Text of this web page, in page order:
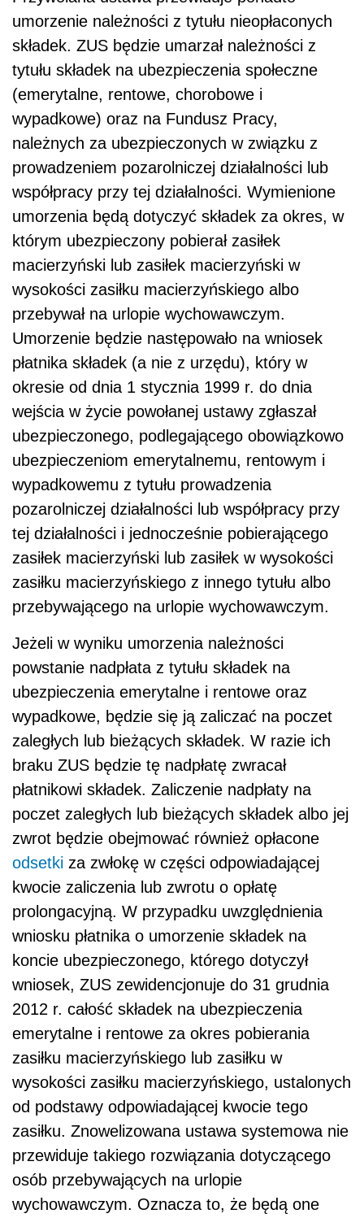
umorzenie należności z tytułu nieopłaconych
składek. ZUS będzie umarzał należności z
tytułu składek na ubezpieczenia społeczne
(emerytalne, rentowe, chorobowe i
wypadkowe) oraz na Fundusz Pracy,
należnych za ubezpieczonych w związku z
prowadzeniem pozarolniczej działalności lub
współpracy przy tej działalności. Wymienione
umorzenia będą dotyczyć składek za okres, w
którym ubezpieczony pobierał zasiłek
macierzyński lub zasiłek macierzyński w
wysokości zasiłku macierzyńskiego albo
przebywał na urlopie wychowawczym.
Umorzenie będzie następowało na wniosek
płatnika składek (a nie z urzędu), który w
okresie od dnia 1 stycznia 1999 r. do dnia
wejścia w życie powołanej ustawy zgłaszał
ubezpieczonego, podlegającego obowiązkowo
ubezpieczeniom emerytalnemu, rentowym i
wypadkowemu z tytułu prowadzenia
pozarolniczej działalności lub współpracy przy
tej działalności i jednocześnie pobierającego
zasiłek macierzyński lub zasiłek w wysokości
zasiłku macierzyńskiego z innego tytułu albo
przebywającego na urlopie wychowawczym.
Jeżeli w wyniku umorzenia należności
powstanie nadpłata z tytułu składek na
ubezpieczenia emerytalne i rentowe oraz
wypadkowe, będzie się ją zaliczać na poczet
zaległych lub bieżących składek. W razie ich
braku ZUS będzie tę nadpłatę zwracał
płatnikowi składek. Zaliczenie nadpłaty na
poczet zaległych lub bieżących składek albo jej
zwrot będzie obejmować również opłacone
odsetki za zwłokę w części odpowiadającej
kwocie zaliczenia lub zwrotu o opłatę
prolongacyjną. W przypadku uwzględnienia
wniosku płatnika o umorzenie składek na
koncie ubezpieczonego, którego dotyczył
wniosek, ZUS zewidencjonuje do 31 grudnia
2012 r. całość składek na ubezpieczenia
emerytalne i rentowe za okres pobierania
zasiłku macierzyńskiego lub zasiłku w
wysokości zasiłku macierzyńskiego, ustalonych
od podstawy odpowiadającej kwocie tego
zasiłku. Znowelizowana ustawa systemowa nie
przewiduje takiego rozwiązania dotyczącego
osób przebywających na urlopie
wychowawczym. Oznacza to, że będą one